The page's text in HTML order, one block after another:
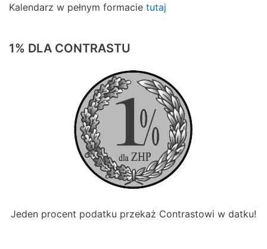
Kalendarz w pełnym formacie tutaj
1% DLA CONTRASTU
Jeden procent podatku przekaż Contrastowi w datku!